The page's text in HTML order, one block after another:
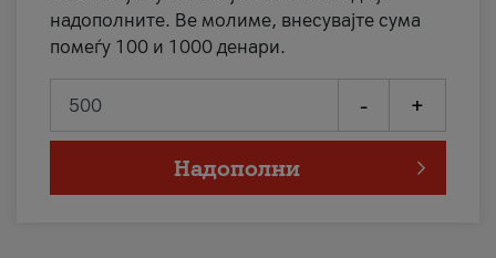
надополните. Ве молиме, внесувајте сума
помеѓу 100 и 1000 денари.
- +
Надополни